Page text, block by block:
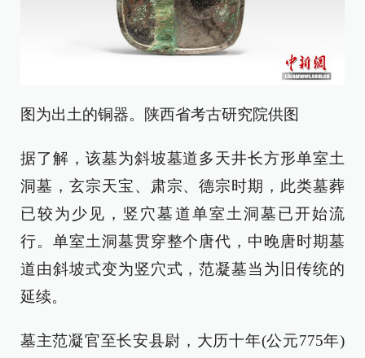
图为出土的铜器。陕西省考古研究院供图
据了解，该墓为斜坡墓道多天井长方形单室土
洞墓，玄宗天宝、肃宗、德宗时期，此类墓葬
已较为少见，竖穴墓道单室土洞墓已开始流
行。单室土洞墓贯穿整个唐代，中晚唐时期墓
道由斜坡式变为竖穴式，范凝墓当为旧传统的
延续。
墓主范凝官至长安县尉，大历十年(公元775年)